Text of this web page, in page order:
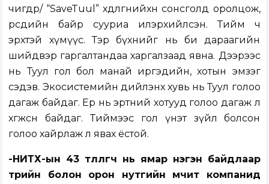
өчигдөр/ “SaveTuul” хөдөлгөөнийхөн сонсголд оролцож,
өөрсдийн байр сууриа илэрхийлсэн. Тийм ч
эрхтэй хүмүүс. Тэр бүхнийг нь би дараагийн
шийдвэр гаргалтандаа харгалзаад явна. Дээрээс
нь Туул гол бол манай иргэдийн, хотын эмзэг
сэдэв. Экосистемийн дийлэнх хувь нь Туул голоо
дагаж байдаг. Ер нь эртний хотууд голоо дагаж л
хөгжсөн байдаг. Тиймээс гол үнэт зүйл болсон
голоо хайрлаж л явах ёстой.
-НИТХ-ын 43 төлөөлөгч нь ямар нэгэн байдлаар
төрийн болон орон нутгийн өмчит компанид